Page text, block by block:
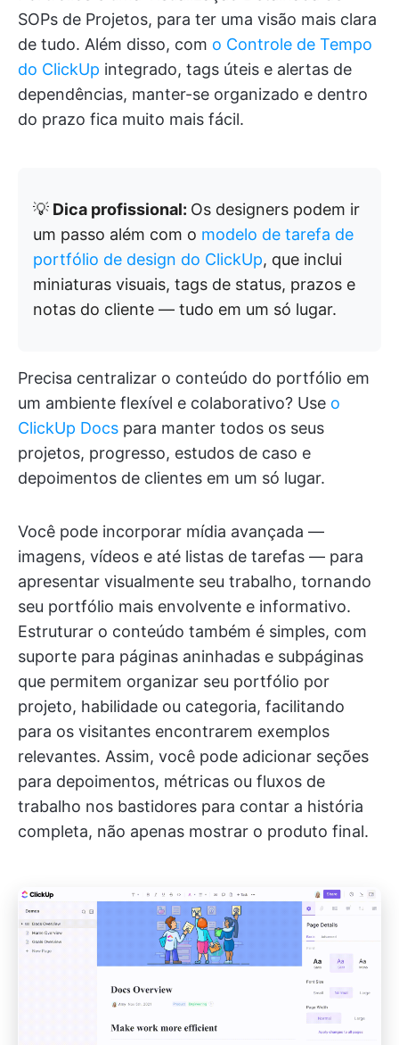
SOPs de Projetos, para ter uma visão mais clara
de tudo. Além disso, com o Controle de Tempo
do ClickUp integrado, tags úteis e alertas de
dependências, manter-se organizado e dentro
do prazo fica muito mais fácil.
💡 Dica profissional: Os designers podem ir
um passo além com o modelo de tarefa de
portfólio de design do ClickUp, que inclui
miniaturas visuais, tags de status, prazos e
notas do cliente — tudo em um só lugar.
Precisa centralizar o conteúdo do portfólio em
um ambiente flexível e colaborativo? Use o
ClickUp Docs para manter todos os seus
projetos, progresso, estudos de caso e
depoimentos de clientes em um só lugar.
Você pode incorporar mídia avançada —
imagens, vídeos e até listas de tarefas — para
apresentar visualmente seu trabalho, tornando
seu portfólio mais envolvente e informativo.
Estruturar o conteúdo também é simples, com
suporte para páginas aninhadas e subpáginas
que permitem organizar seu portfólio por
projeto, habilidade ou categoria, facilitando
para os visitantes encontrarem exemplos
relevantes. Assim, você pode adicionar seções
para depoimentos, métricas ou fluxos de
trabalho nos bastidores para contar a história
completa, não apenas mostrar o produto final.